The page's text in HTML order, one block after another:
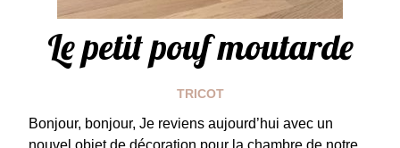
Le petit pouf moutarde
TRICOT
Bonjour, bonjour, Je reviens aujourd’hui avec un
nouvel objet de décoration pour la chambre de notre